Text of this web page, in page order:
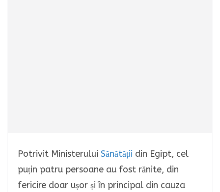
Potrivit Ministerului Sănătății din Egipt, cel
puțin patru persoane au fost rănite, din
fericire doar ușor și în principal din cauza